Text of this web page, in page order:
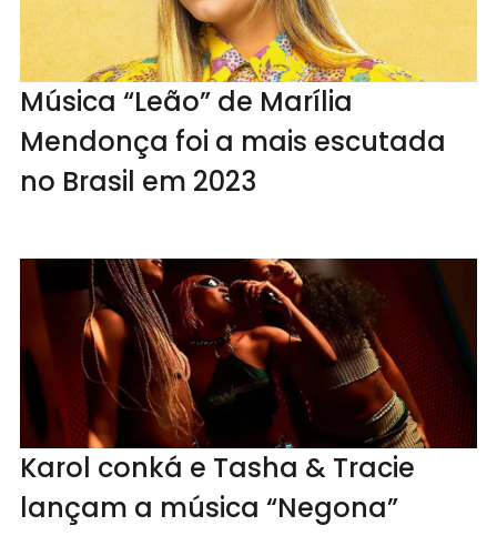
Música “Leão” de Marília
Mendonça foi a mais escutada
no Brasil em 2023
Karol conká e Tasha & Tracie
lançam a música “Negona”